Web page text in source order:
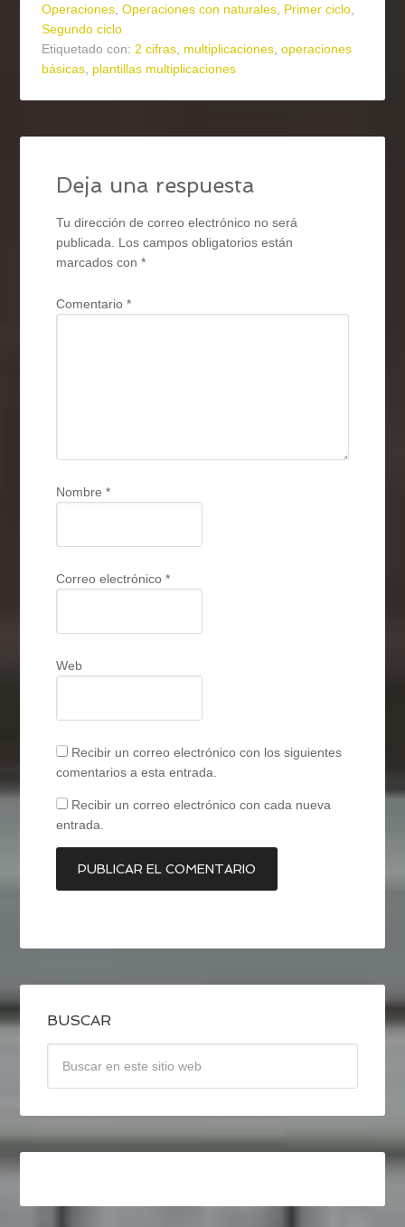
Operaciones ,Operaciones con naturales Primer ciclo
Segundo ciclo
Etiquetado con: 2 cifras multiplicaciones ,operaciones
básicas plantillas multiplicaciones
Deja una respuesta
Tu dirección de correo electrónico no será
publicada.
Los campos obligatorios están
marcados con*
Comentario*
Nombre*
Correo electrónico*
Web
Recibir un correo electrónico con los siguientes
comentarios a esta entrada.
Recibir un correo electrónico con cada nueva
entrada.
BUSCAR